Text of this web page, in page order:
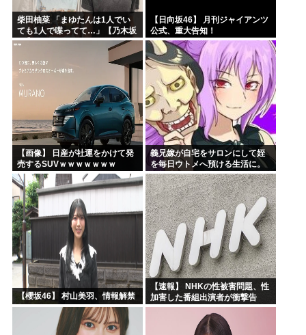
柴田柚菜 「まゆたんは1人でい
ても1人で喋ってて…」【乃木坂
46】
【日向坂46】 月刊ジャイアンツ
公式、重大告知！
【画像】 日産が社運をかけて発
売するSUVｗｗｗｗｗｗｗ
義兄嫁が自宅をサロンにして姪
を毎日ウトメへ預ける生活に。
数年後、そのツケが一気に回っ
てきて…
【櫻坂46】 村山美羽、情報解禁
【速報】 NHKの性被害問題、性
加害した番組出演者が衝撃告
白！